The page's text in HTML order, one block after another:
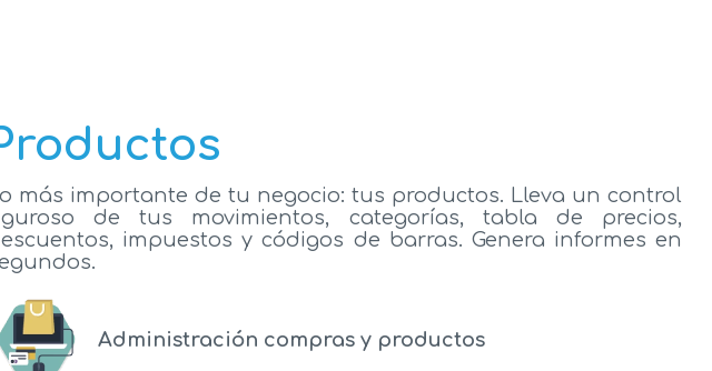
más importante de tu negocio: tus productos. Lleva un control
de tus movimientos, categorías, tabla de precios,
impuestos y códigos de barras. Genera informes en
Administración compras y productos